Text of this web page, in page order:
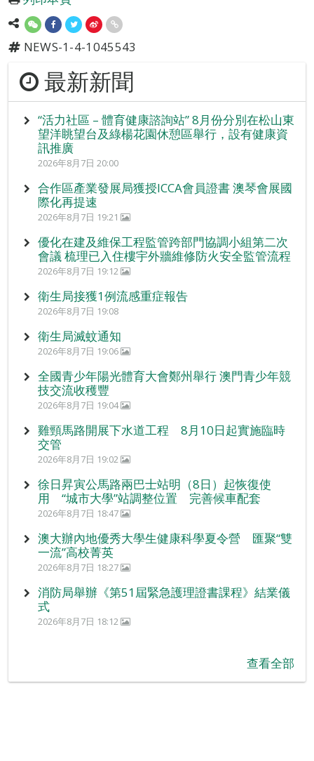
NEWS-1-4-1045543
最新新聞
“活力社區 – 體育健康諮詢站” 8月份分別在松山東
望洋眺望台及綠楊花園休憩區舉行，設有健康資
訊推廣
2026年8月7日 20:00
合作區產業發展局獲授ICCA會員證書 澳琴會展國
際化再提速
2026年8月7日 19:21
優化在建及維保工程監管跨部門協調小組第二次
會議 梳理已入住樓宇外牆維修防火安全監管流程
2026年8月7日 19:12
衛生局接獲1例流感重症報告
2026年8月7日 19:08
衛生局滅蚊通知
2026年8月7日 19:06
全國青少年陽光體育大會鄭州舉行 澳門青少年競
技交流收穫豐
2026年8月7日 19:04
雞頸馬路開展下水道工程 8月10日起實施臨時
交管
2026年8月7日 19:02
徐日昇寅公馬路兩巴士站明（8日）起恢復使
用 “城市大學”站調整位置 完善候車配套
2026年8月7日 18:47
澳大辦內地優秀大學生健康科學夏令營 匯聚“雙
一流”高校菁英
2026年8月7日 18:27
消防局舉辦《第51屆緊急護理證書課程》結業儀
式
2026年8月7日 18:12
查看全部